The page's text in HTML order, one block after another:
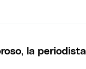
la periodista